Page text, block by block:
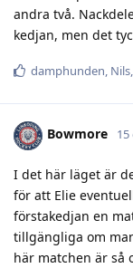
andra två.
kedjan, men det
damphunden Nils
Bowmore
I det här läget är
för att Elie
förstakedjan en
tillgängliga om
här matchen är så